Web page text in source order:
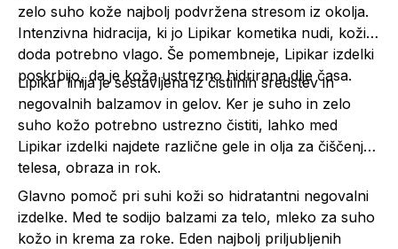
zelo suho kože najbolj podvržena stresom iz okolja.
Intenzivna hidracija, ki jo Lipikar kometika nudi, koži
doda potrebno vlago. Še pomembneje, Lipikar izdelki
poskrbijo, da je koža ustrezno hidrirana dlje časa.
Lipikar linija je sestavljena iz čistilnih sredstev in
negovalnih balzamov in gelov. Ker je suho in zelo
suho kožo potrebno ustrezno čistiti, lahko med
Lipikar izdelki najdete različne gele in olja za čiščenje
telesa, obraza in rok.
Glavno pomoč pri suhi koži so hidratantni negovalni
izdelke. Med te sodijo balzami za telo, mleko za suho
kožo in krema za roke. Eden najbolj priljubljenih